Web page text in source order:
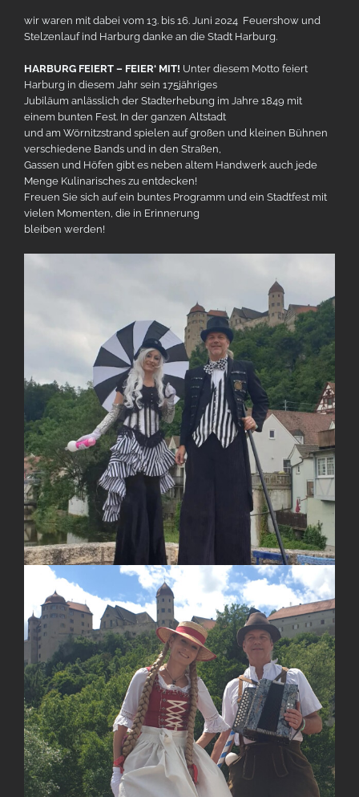
wir waren mit dabei vom 13. bis 16. Juni 2024 Feuershow und
Stelzenlauf ind Harburg danke an die Stadt Harburg.
HARBURG FEIERT – FEIER‘ MIT! Unter diesem Motto feiert
Harburg in diesem Jahr sein 175jähriges
Jubiläum anlässlich der Stadterhebung im Jahre 1849 mit
einem bunten Fest. In der ganzen Altstadt
und am Wörnitzstrand spielen auf großen und kleinen Bühnen
verschiedene Bands und in den Straßen,
Gassen und Höfen gibt es neben altem Handwerk auch jede
Menge Kulinarisches zu entdecken!
Freuen Sie sich auf ein buntes Programm und ein Stadtfest mit
vielen Momenten, die in Erinnerung
bleiben werden!